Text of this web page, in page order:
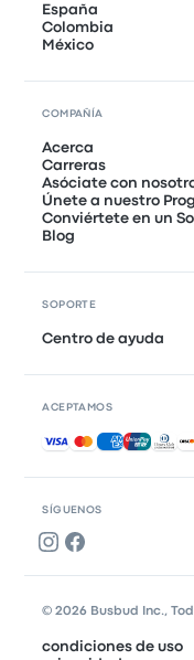
SÍGUENOS
España
Colombia
México
COMPAÑÍA
Acerca
Carreras
Asóciate con
Únete a nuestro
Conviértete en un
Blog
SOPORTE
Centro de ayuda
ACEPTAMOS
Pagos aceptados
© 2026 Busbud Inc.,
condiciones de uso